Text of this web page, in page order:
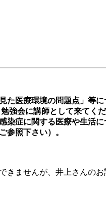
た医療環境の問題点」等
強会に講師として来てく
染症に関する医療や生活
参照下さい）。
ませんが、井上さんの